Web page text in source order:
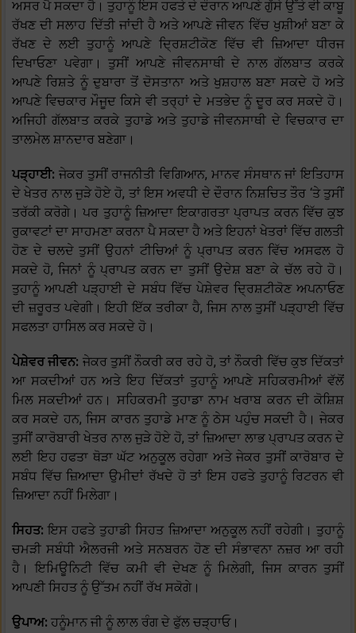
ਅਸਰ ਪੈ ਸਕਦਾ ਹੈ। ਤੁਹਾਨੂੰ ਇਸ ਹਫਤੇ ਦੇ ਦੌਰਾਨ ਆਪਣੇ ਗੁੱਸੇ ਉੱਤੇ ਵੀ ਕਾਬੂ
ਰੱਖਣ ਦੀ ਸਲਾਹ ਦਿੱਤੀ ਜਾਂਦੀ ਹੈ ਅਤੇ ਆਪਣੇ ਜੀਵਨ ਵਿੱਚ ਖੁਸ਼ੀਆਂ ਬਣਾ ਕੇ
ਰੱਖਣ ਦੇ ਲਈ ਤੁਹਾਨੂੰ ਆਪਣੇ ਦ੍ਰਿਸ਼ਟੀਕੋਣ ਵਿੱਚ ਵੀ ਜ਼ਿਆਦਾ ਧੀਰਜ
ਦਿਖਾਓਣਾ ਪਵੇਗਾ। ਤੁਸੀਂ ਆਪਣੇ ਜੀਵਨਸਾਥੀ ਦੇ ਨਾਲ ਗੱਲਬਾਤ ਕਰਕੇ
ਆਪਣੇ ਰਿਸ਼ਤੇ ਨੂੰ ਦੁਬਾਰਾ ਤੋਂ ਦੋਸਤਾਨਾ ਅਤੇ ਖੁਸ਼ਹਾਲ ਬਣਾ ਸਕਦੇ ਹੋ ਅਤੇ
ਆਪਣੇ ਵਿਚਕਾਰ ਮੌਜੂਦ ਕਿਸੇ ਵੀ ਤਰ੍ਹਾਂ ਦੇ ਮਤਭੇਦ ਨੂੰ ਦੂਰ ਕਰ ਸਕਦੇ ਹੋ।
ਅਜਿਹੀ ਗੱਲਬਾਤ ਕਰਕੇ ਤੁਹਾਡੇ ਅਤੇ ਤੁਹਾਡੇ ਜੀਵਨਸਾਥੀ ਦੇ ਵਿਚਕਾਰ ਦਾ
ਤਾਲਮੇਲ ਸ਼ਾਨਦਾਰ ਬਣੇਗਾ।
ਪੜ੍ਹਾਈ: ਜੇਕਰ ਤੁਸੀਂ ਰਾਜਨੀਤੀ ਵਿਗਿਆਨ, ਮਾਨਵ ਸੰਸਥਾਨ ਜਾਂ ਇਤਿਹਾਸ
ਦੇ ਖੇਤਰ ਨਾਲ ਜੁੜੇ ਹੋਏ ਹੋ, ਤਾਂ ਇਸ ਅਵਧੀ ਦੇ ਦੌਰਾਨ ਨਿਸ਼ਚਿਤ ਤੌਰ ‘ਤੇ ਤੁਸੀਂ
ਤਰੱਕੀ ਕਰੋਗੇ। ਪਰ ਤੁਹਾਨੂੰ ਜ਼ਿਆਦਾ ਇਕਾਗਰਤਾ ਪ੍ਰਾਪਤ ਕਰਨ ਵਿੱਚ ਕੁਝ
ਰੁਕਾਵਟਾਂ ਦਾ ਸਾਹਮਣਾ ਕਰਨਾ ਪੈ ਸਕਦਾ ਹੈ ਅਤੇ ਇਹਨਾਂ ਖੇਤਰਾਂ ਵਿੱਚ ਗਲਤੀ
ਹੋਣ ਦੇ ਚਲਦੇ ਤੁਸੀਂ ਉਹਨਾਂ ਟੀਚਿਆਂ ਨੂੰ ਪ੍ਰਾਪਤ ਕਰਨ ਵਿੱਚ ਅਸਫਲ ਹੋ
ਸਕਦੇ ਹੋ, ਜਿਨਾਂ ਨੂੰ ਪ੍ਰਾਪਤ ਕਰਨ ਦਾ ਤੁਸੀਂ ਉਦੇਸ਼ ਬਣਾ ਕੇ ਚੱਲ ਰਹੇ ਹੋ।
ਤੁਹਾਨੂੰ ਆਪਣੀ ਪੜ੍ਹਾਈ ਦੇ ਸਬੰਧ ਵਿੱਚ ਪੇਸ਼ੇਵਰ ਦ੍ਰਿਸ਼ਟੀਕੋਣ ਅਪਨਾਓਣ
ਦੀ ਜ਼ਰੂਰਤ ਪਵੇਗੀ। ਇਹੀ ਇੱਕ ਤਰੀਕਾ ਹੈ, ਜਿਸ ਨਾਲ ਤੁਸੀਂ ਪੜ੍ਹਾਈ ਵਿੱਚ
ਸਫਲਤਾ ਹਾਸਿਲ ਕਰ ਸਕਦੇ ਹੋ।
ਪੇਸ਼ੇਵਰ ਜੀਵਨ: ਜੇਕਰ ਤੁਸੀਂ ਨੌਕਰੀ ਕਰ ਰਹੇ ਹੋ, ਤਾਂ ਨੌਕਰੀ ਵਿੱਚ ਕੁਝ ਦਿੱਕਤਾਂ
ਆ ਸਕਦੀਆਂ ਹਨ ਅਤੇ ਇਹ ਦਿੱਕਤਾਂ ਤੁਹਾਨੂੰ ਆਪਣੇ ਸਹਿਕਰਮੀਆਂ ਵੱਲੋਂ
ਮਿਲ ਸਕਦੀਆਂ ਹਨ। ਸਹਿਕਰਮੀ ਤੁਹਾਡਾ ਨਾਮ ਖਰਾਬ ਕਰਨ ਦੀ ਕੋਸ਼ਿਸ਼
ਕਰ ਸਕਦੇ ਹਨ, ਜਿਸ ਕਾਰਨ ਤੁਹਾਡੇ ਮਾਣ ਨੂੰ ਠੇਸ ਪਹੁੰਚ ਸਕਦੀ ਹੈ। ਜੇਕਰ
ਤੁਸੀਂ ਕਾਰੋਬਾਰੀ ਖੇਤਰ ਨਾਲ ਜੁੜੇ ਹੋਏ ਹੋ, ਤਾਂ ਜ਼ਿਆਦਾ ਲਾਭ ਪ੍ਰਾਪਤ ਕਰਨ ਦੇ
ਲਈ ਇਹ ਹਫਤਾ ਥੋੜਾ ਘੱਟ ਅਨੁਕੂਲ ਰਹੇਗਾ ਅਤੇ ਜੇਕਰ ਤੁਸੀਂ ਕਾਰੋਬਾਰ ਦੇ
ਸਬੰਧ ਵਿੱਚ ਜ਼ਿਆਦਾ ਉਮੀਦਾਂ ਰੱਖਦੇ ਹੋ ਤਾਂ ਇਸ ਹਫਤੇ ਤੁਹਾਨੂੰ ਰਿਟਰਨ ਵੀ
ਜ਼ਿਆਦਾ ਨਹੀਂ ਮਿਲੇਗਾ।
ਸਿਹਤ:ਇਸ ਹਫਤੇ ਤੁਹਾਡੀ ਸਿਹਤ ਜ਼ਿਆਦਾ ਅਨੁਕੂਲ ਨਹੀਂ ਰਹੇਗੀ। ਤੁਹਾਨੂੰ
ਚਮੜੀ ਸਬੰਧੀ ਐਲਰਜੀ ਅਤੇ ਸਨਬਰਨ ਹੋਣ ਦੀ ਸੰਭਾਵਨਾ ਨਜ਼ਰ ਆ ਰਹੀ
ਹੈ। ਇਮਿਊਨਿਟੀ ਵਿੱਚ ਕਮੀ ਵੀ ਦੇਖਣ ਨੂੰ ਮਿਲੇਗੀ, ਜਿਸ ਕਾਰਨ ਤੁਸੀਂ
ਆਪਣੀ ਸਿਹਤ ਨੂੰ ਉੱਤਮ ਨਹੀਂ ਰੱਖ ਸਕੋਗੇ।
ਉਪਾਅ: ਹਨੂੰਮਾਨ ਜੀ ਨੂੰ ਲਾਲ ਰੰਗ ਦੇ ਫੁੱਲ ਚੜ੍ਹਾਓ।